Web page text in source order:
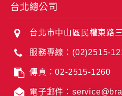
台北總公司
台北市中山區民權東路
服務專線：(02)2515-
傳真：02-2515-1260
電子郵件：